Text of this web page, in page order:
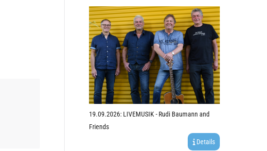
19.09.2026: LIVEMUSIK - Rudi Baumann and
Friends
Details